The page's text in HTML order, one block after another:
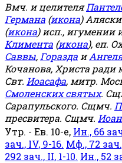
Вмч. и целителя
Германа (икона)
(икона) исп., игумении
Климента (икона), еп.
Саввы, Горазда и
Кочанова, Христа ради
Свт. Иоасафа, митр.
Смоленских святых.
Сарапульского. Сщмч.
пресвитера. Сщмч.
Утр. - Ев. 10-е, Ин., 66
зач., IV, 9-16. Мф., 72
292 зач., II, 1-10. Ин., 52